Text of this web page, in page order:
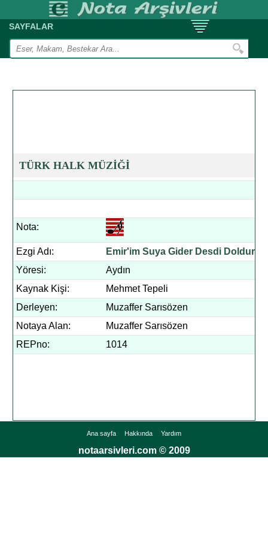
SAYFALAR
TÜRK HALK MÜZİĞİ
Nota:
Ezgi Adı:
Emir'im Suya Gider Desdi Doldurur
Yöresi:
Aydın
Kaynak Kişi:
Mehmet Tepeli
Derleyen:
Muzaffer Sarısözen
Notaya Alan:
Muzaffer Sarısözen
REPno:
1014
Ana sayfa Hakkında Yardım
notaarsivleri.com © 2009